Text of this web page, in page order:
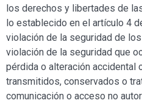
los derechos y libertades de
lo establecido en el artículo 4
violación de la seguridad de
violación de la seguridad que
pérdida o alteración accidental
transmitidos, conservados o
comunicación o acceso no